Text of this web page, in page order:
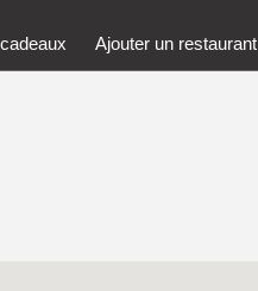
Ajouter un restaurant